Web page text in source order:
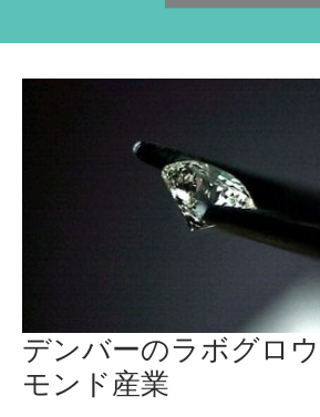
デンバーのラボグロ
モンド産業